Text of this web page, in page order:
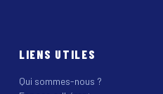
LIENS UTILES
Qui sommes-nous ?